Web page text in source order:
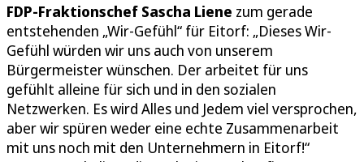
FDP-Fraktionschef Sascha Liene zum gerade
entstehenden „Wir-Gefühl“ für Eitorf: „Dieses Wir-
Gefühl würden wir uns auch von unserem
Bürgermeister wünschen. Der arbeitet für uns
gefühlt alleine für sich und in den sozialen
Netzwerken. Es wird Alles und Jedem viel versprochen,
aber wir spüren weder eine echte Zusammenarbeit
mit uns noch mit den Unternehmern in Eitorf!“